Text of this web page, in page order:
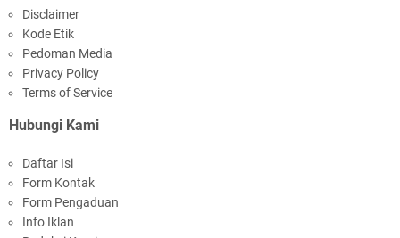
Perangkat Ajar Deep Learning Pendidikan
Pancasila SMA/MA Kelas X, XI, XII Lengkap
Modul Ajar IPA MTs Kelas 9 Kurikulum Berbasis
Cinta (KBC) Lengkap Semester 1 & 2
Bagus banget🥰
Citra Aprilia Mufarokhah
Bagus
Syifa Agustina Ramadani 9.1
sangat bagus
Haya pippo mardianto 9.3
Bagus
Fabian Nabil daniswara 93
Disclaimer
Kode Etik
Pedoman Media
Privacy Policy
Terms of Service
Hubungi Kami
Daftar Isi
Form Kontak
Form Pengaduan
Info Iklan